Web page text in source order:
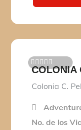
0
e
5
COLONIA
Colonia C.
No. de los